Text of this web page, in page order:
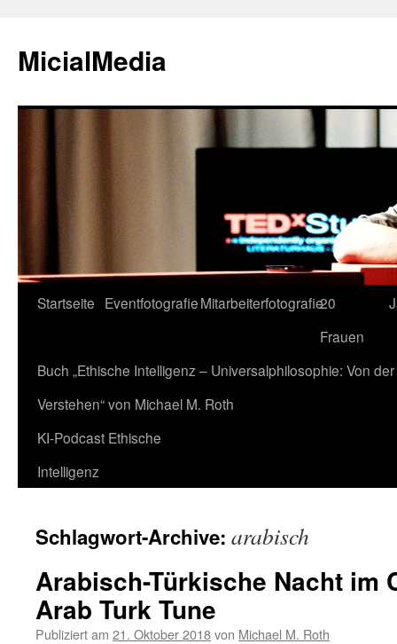
MicialMedia
Zum
springen
Startseite EventfotografieMitarbeiterfotografie20
Frauen
Buch „Ethische Intelligenz – Universalphilosophie: Von
Verstehen“ von Michael M. Roth
KI-Podcast Ethische
Intelligenz
Schlagwort-Archive: arabisch
Arabisch-Türkische Nacht im
Arab Turk Tune
Publiziert am 21. Oktober 2018von Michael M. Roth